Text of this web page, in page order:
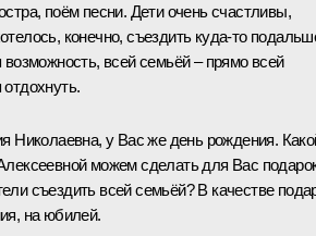
поём песни. Дети очень счастливы,
конечно, съездить куда-то
возможность, всей семьёй – прямо всей
Николаевна, у Вас же день рождения.
можем сделать для Вас
съездить всей семьёй? В качестве
на юбилей.